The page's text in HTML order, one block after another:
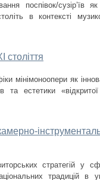
поспівок/сузір’їв
в контексті
століття
мінімоноопери як
та естетики
стратегій у
традицій в